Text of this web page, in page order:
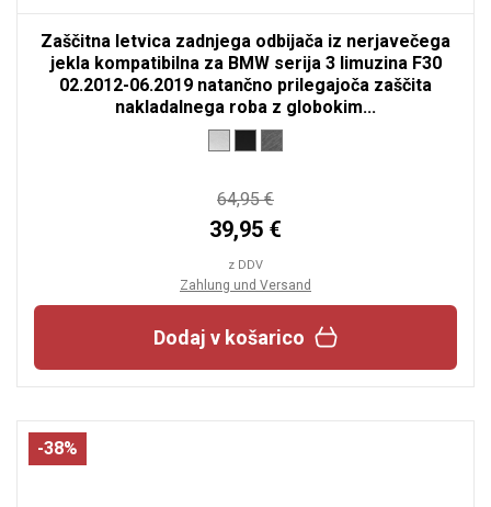
Zaščitna letvica zadnjega odbijača iz nerjavečega
jekla kompatibilna za BMW serija 3 limuzina F30
02.2012-06.2019 natančno prilegajoča zaščita
nakladalnega roba z globokim...
64,95 €
39,95 €
z DDV
Zahlung und Versand
Dodaj v košarico
-38%